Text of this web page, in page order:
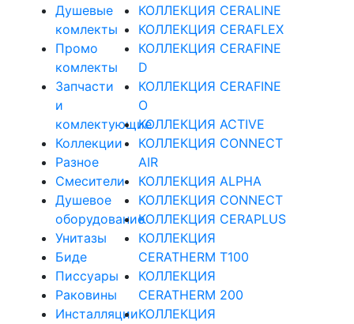
Душевые
комлекты
Промо
комлекты
Запчасти
и
комлектующие
Коллекции
Разное
Смесители
Душевое
оборудование
Унитазы
Биде
Писсуары
Раковины
Инсталляции
КОЛЛЕКЦИЯ CERALINE
КОЛЛЕКЦИЯ CERAFLEX
КОЛЛЕКЦИЯ CERAFINE
D
КОЛЛЕКЦИЯ CERAFINE
O
КОЛЛЕКЦИЯ ACTIVE
КОЛЛЕКЦИЯ CONNECT
AIR
КОЛЛЕКЦИЯ ALPHA
КОЛЛЕКЦИЯ CONNECT
КОЛЛЕКЦИЯ CERAPLUS
КОЛЛЕКЦИЯ
CERATHERM T100
КОЛЛЕКЦИЯ
CERATHERM 200
КОЛЛЕКЦИЯ